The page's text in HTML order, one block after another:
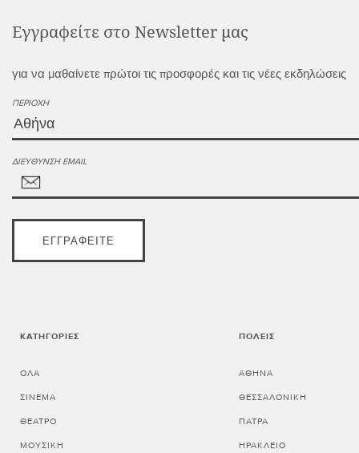
Εγγραφείτε στο Newsletter μας
για να μαθαίνετε πρώτοι τις προσφορές και τις νέες εκδηλώσεις
ΠΕΡΙΟΧΉ
ΔΙΕΎΘΥΝΣΗ EMAIL
ΕΓΓΡΑΦΕΊΤΕ
ΚΑΤΗΓΟΡΊΕΣ
ΌΛΑ
ΣΙΝΕΜΆ
ΘΈΑΤΡΟ
ΜΟΥΣΙΚΉ
ΠΌΛΕΙΣ
ΑΘΗΝΑ
ΘΕΣΣΑΛΟΝΙΚΗ
ΠΑΤΡΑ
ΗΡΑΚΛΕΙΟ